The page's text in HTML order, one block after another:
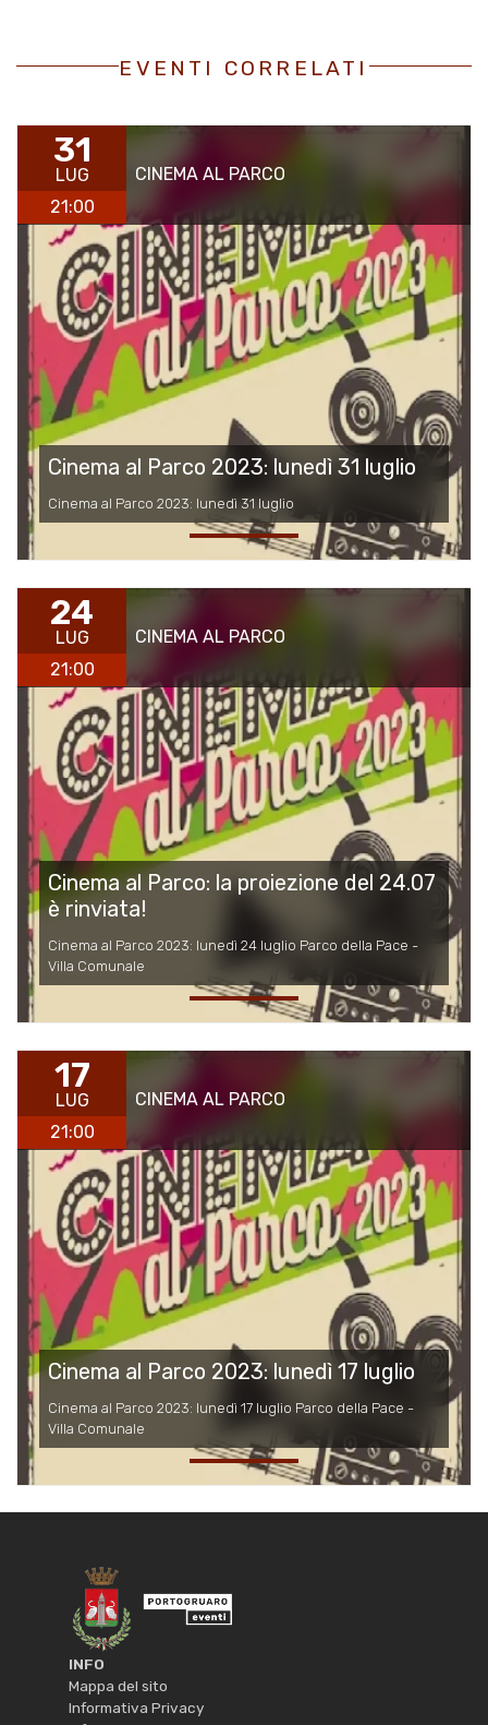
EVENTI CORRELATI
31
LUG
21:00
CINEMA AL PARCO
Cinema al Parco 2023: lunedì 31 luglio
Cinema al Parco 2023: lunedì 31 luglio
24
LUG
21:00
CINEMA AL PARCO
Cinema al Parco: la proiezione del 24.07
è rinviata!
Cinema al Parco 2023: lunedì 24 luglio Parco della Pace -
Villa Comunale
17
LUG
21:00
CINEMA AL PARCO
Cinema al Parco 2023: lunedì 17 luglio
Cinema al Parco 2023: lunedì 17 luglio Parco della Pace -
Villa Comunale
INFO
Mappa del sito
Informativa Privacy